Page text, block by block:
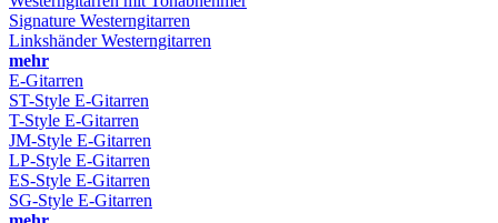
Signature Westerngitarren
Linkshänder Westerngitarren
mehr
E-Gitarren
ST-Style E-Gitarren
T-Style E-Gitarren
JM-Style E-Gitarren
LP-Style E-Gitarren
ES-Style E-Gitarren
SG-Style E-Gitarren